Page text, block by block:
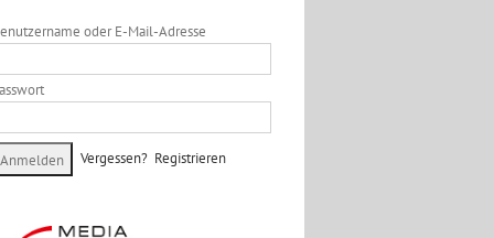
oder E-Mail-Adresse
Vergessen? Registrieren